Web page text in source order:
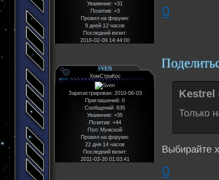
Уважение: +31
Позитив: +3
Провел на форуме:
9 дней 12 часов
Последний визит:
2016-02-09 14:44:00
0
SVEN
ХомСтраКос
Зарегистрирован: 2010-06-03
Приглашений: 0
Сообщений: 835
Уважение: +35
Позитив: +44
Пол: Мужской
Провел на форуме:
22 дня 14 часов
Последний визит:
2011-03-20 01:03:41
Kestrel
Только
Выбирайте
0